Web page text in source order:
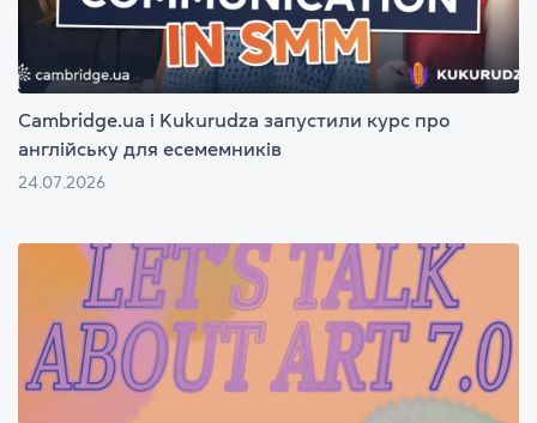
Cambridge.ua і Kukurudza запустили курс про
англійську для есемемників
24.07.2026